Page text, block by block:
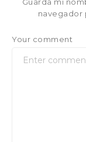
navegador
Your comment